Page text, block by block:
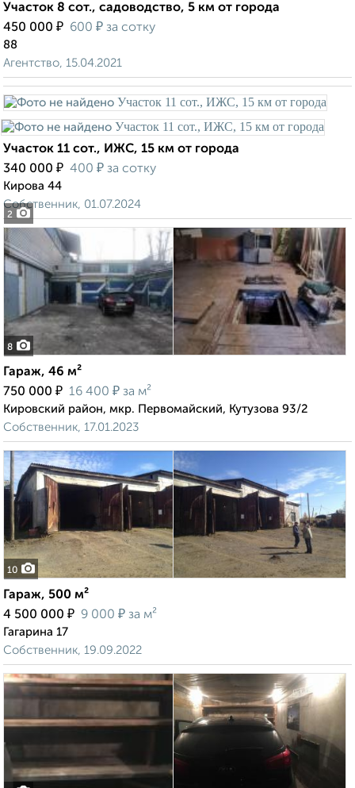
Участок 8 сот., садоводство, 5 км от города
450 000 ₽ 600 ₽ за сотку
88
Агентство, 15.04.2021
2
Участок 11 сот., ИЖС, 15 км от города
340 000 ₽ 400 ₽ за сотку
Кирова 44
Собственник, 01.07.2024
8
Гараж, 46 м²
750 000 ₽ 16 400 ₽ за м²
Кировский район, мкр. Первомайский, Кутузова 93/2
Собственник, 17.01.2023
10
Гараж, 500 м²
4 500 000 ₽ 9 000 ₽ за м²
Гагарина 17
Собственник, 19.09.2022